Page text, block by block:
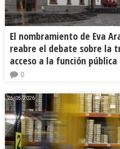
El nombramiento de Eva
reabre el debate sobre la
acceso a la función pública
0
25/05/2026